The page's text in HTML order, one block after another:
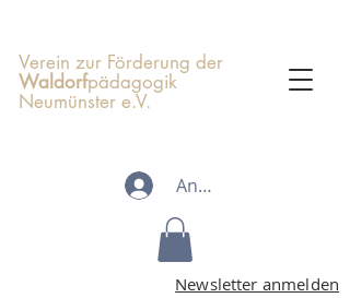
Verein zur Förderung der
Waldorfpädagogik
Neumünster e.V.
Anmelden
Newsletter anmelden